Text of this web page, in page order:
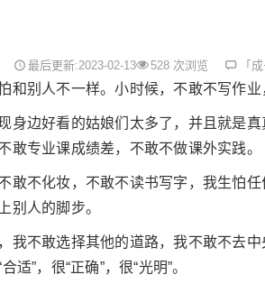
最后更新:2023-02-13 528 次浏览 「
和别人不一样。小时候，不敢不写作
身边好看的姑娘们太多了，并且就是
敢专业课成绩差，不敢不做课外实践。
敢不化妆，不敢不读书写字，我生怕
别人的脚步。
我不敢选择其他的道路，我不敢不去
适”，很“正确”，很“光明”。